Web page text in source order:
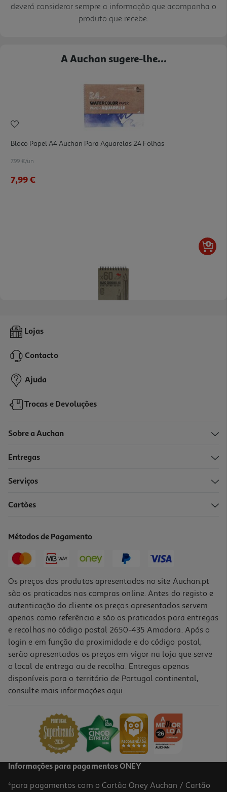
deverá considerar sempre a informação que acompanha o
produto que recebe.
A Auchan sugere-lhe...
Bloco Papel A4 Auchan Para Aguarelas 24 Folhas
7.99 €/un
7,99 €
Caderno Para Desenho Auchan A5 60 Folhas
3,99 €
-13%
Price reduced from
7,99 €to
Promoção
-20%
Bloco Papel A4 Auchan Para Desenho 50 Folhas
Price reduced from
Lojas
Contacto
Ajuda
Trocas e Devoluções
Sobre a Auchan
Entregas
Serviços
Cartões
Métodos de Pagamento
Os preços dos produtos apresentados no site Auchan.pt
são os praticados nas compras online. Antes do registo e
autenticação do cliente os preços apresentados servem
apenas como referência e são os praticados para entregas
e recolhas no código postal 2650-435 Amadora. Após o
login e em função da proximidade e do código postal,
serão apresentados os preços em vigor na loja que serve
o local de entrega ou de recolha. Entregas apenas
disponíveis para o território de Portugal continental,
consulte mais informações aqui.
Informações para pagamentos ONEY
*para pagamentos com o Cartão Oney Auchan / Cartão